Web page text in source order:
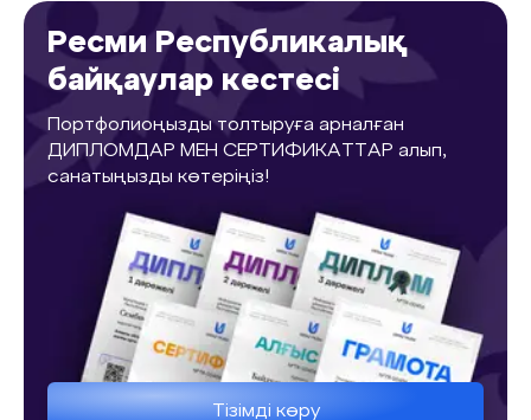
Ресми Республикалық
байқаулар кестесі
Портфолиоңызды толтыруға арналған
ДИПЛОМДАР МЕН СЕРТИФИКАТТАР алып,
санатыңызды көтеріңіз!
Тізімді көру